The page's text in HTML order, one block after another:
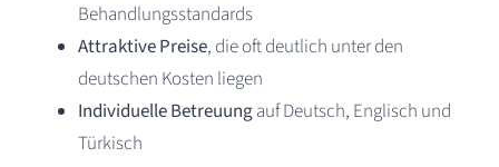
Behandlungsstandards
Attraktive Preise, die oft deutlich unter den
deutschen Kosten liegen
Individuelle Betreuungauf Deutsch, Englisch und
Türkisch